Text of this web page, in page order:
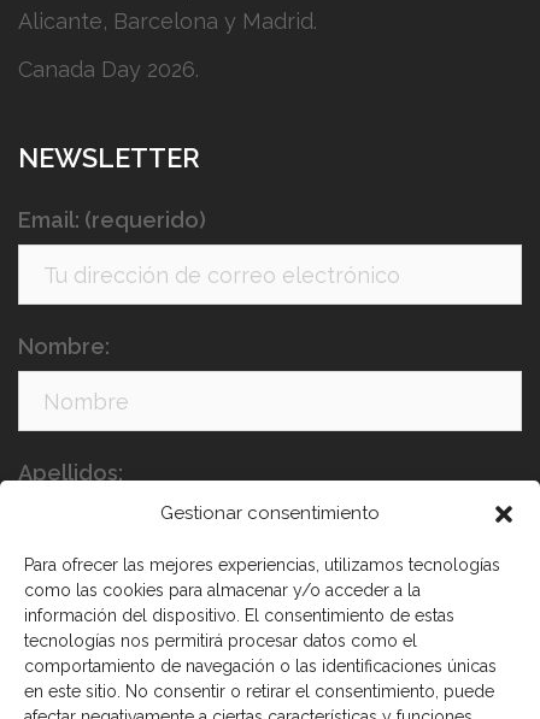
Gestionar consentimiento
Para ofrecer las mejores experiencias, utilizamos tecnologías
como las cookies para almacenar y/o acceder a la
información del dispositivo. El consentimiento de estas
tecnologías nos permitirá procesar datos como el
comportamiento de navegación o las identificaciones únicas
en este sitio. No consentir o retirar el consentimiento, puede
Alicante, Barcelona y Madrid.
Canada Day 2026.
NEWSLETTER
Email: (requerido)
Nombre:
Apellidos: